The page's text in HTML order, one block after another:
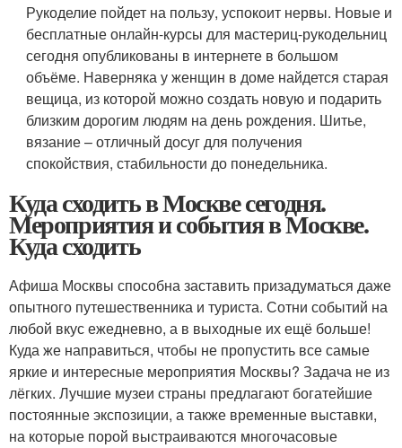
Рукоделие пойдет на пользу, успокоит нервы. Новые и
бесплатные онлайн-курсы для мастериц-рукодельниц
сегодня опубликованы в интернете в большом
объёме. Наверняка у женщин в доме найдется старая
вещица, из которой можно создать новую и подарить
близким дорогим людям на день рождения. Шитье,
вязание – отличный досуг для получения
спокойствия, стабильности до понедельника.
Куда сходить в Москве сегодня.
Мероприятия и события в Москве.
Куда сходить
Афиша Москвы способна заставить призадуматься даже
опытного путешественника и туриста. Сотни событий на
любой вкус ежедневно, а в выходные их ещё больше!
Куда же направиться, чтобы не пропустить все самые
яркие и интересные мероприятия Москвы? Задача не из
лёгких. Лучшие музеи страны предлагают богатейшие
постоянные экспозиции, а также временные выставки,
на которые порой выстраиваются многочасовые